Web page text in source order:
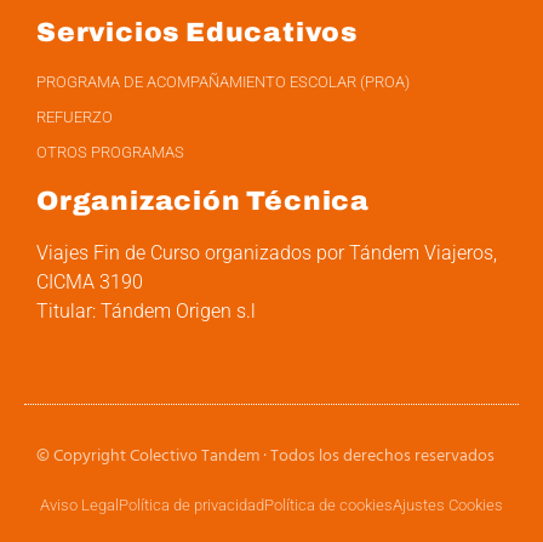
Servicios Educativos
PROGRAMA DE ACOMPAÑAMIENTO ESCOLAR (PROA)
REFUERZO
OTROS PROGRAMAS
Organización Técnica
Viajes Fin de Curso organizados por Tándem Viajeros,
CICMA 3190
Titular: Tándem Origen s.l
© Copyright Colectivo Tandem · Todos los derechos reservados
Aviso Legal Política de privacidadPolítica de cookiesAjustes Cookies